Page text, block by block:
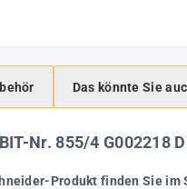
Das könnte Sie
Nr. 855/4 G002218
Produkt finden Sie